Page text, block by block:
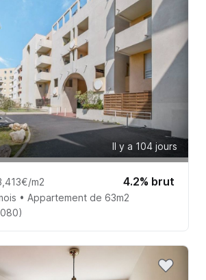
Il y a 104 jours
m2 4.2% brut
• Appartement de 63m2